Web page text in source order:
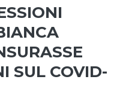
SUL COVID-